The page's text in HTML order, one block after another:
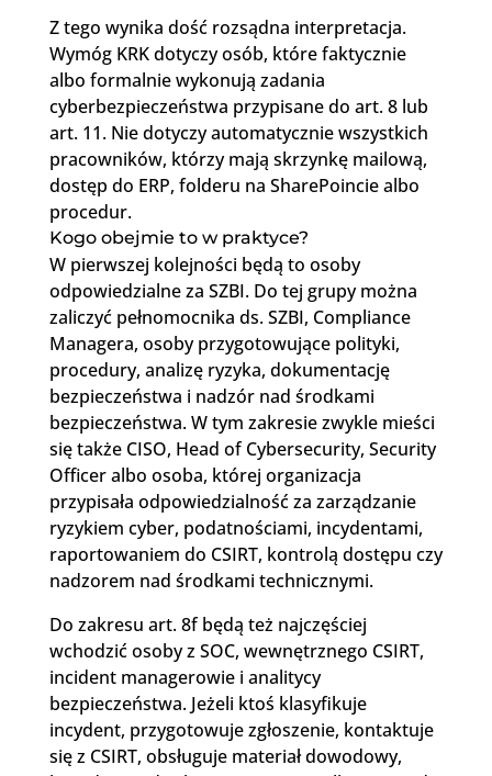
Z tego wynika dość rozsądna interpretacja.
Wymóg KRK dotyczy osób, które faktycznie
albo formalnie wykonują zadania
cyberbezpieczeństwa przypisane do art. 8 lub
art. 11. Nie dotyczy automatycznie wszystkich
pracowników, którzy mają skrzynkę mailową,
dostęp do ERP, folderu na SharePoincie albo
procedur.
Kogo obejmie to w praktyce?
W pierwszej kolejności będą to osoby
odpowiedzialne za SZBI. Do tej grupy można
zaliczyć pełnomocnika ds. SZBI, Compliance
Managera, osoby przygotowujące polityki,
procedury, analizę ryzyka, dokumentację
bezpieczeństwa i nadzór nad środkami
bezpieczeństwa. W tym zakresie zwykle mieści
się także CISO, Head of Cybersecurity, Security
Officer albo osoba, której organizacja
przypisała odpowiedzialność za zarządzanie
ryzykiem cyber, podatnościami, incydentami,
raportowaniem do CSIRT, kontrolą dostępu czy
nadzorem nad środkami technicznymi.
Do zakresu art. 8f będą też najczęściej
wchodzić osoby z SOC, wewnętrznego CSIRT,
incident managerowie i analitycy
bezpieczeństwa. Jeżeli ktoś klasyfikuje
incydent, przygotowuje zgłoszenie, kontaktuje
się z CSIRT, obsługuje materiał dowodowy,